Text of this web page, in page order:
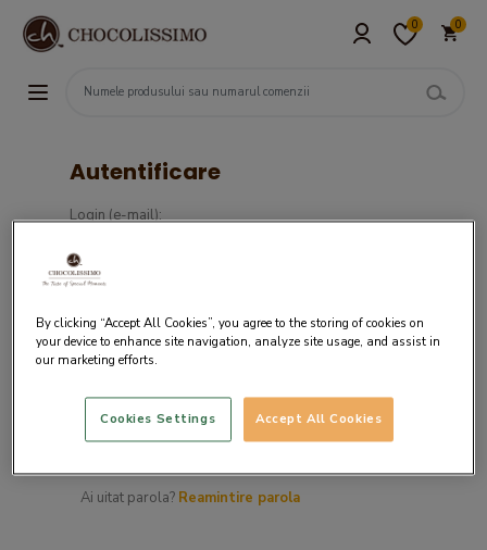
0 0
Autentificare
Login (e-mail):
Ai uitat parola? Reamintire parola
By clicking “Accept All Cookies”, you agree to the storing of cookies on
your device to enhance site navigation, analyze site usage, and assist in
our marketing efforts.
Accept All Cookies
Cookies Settings